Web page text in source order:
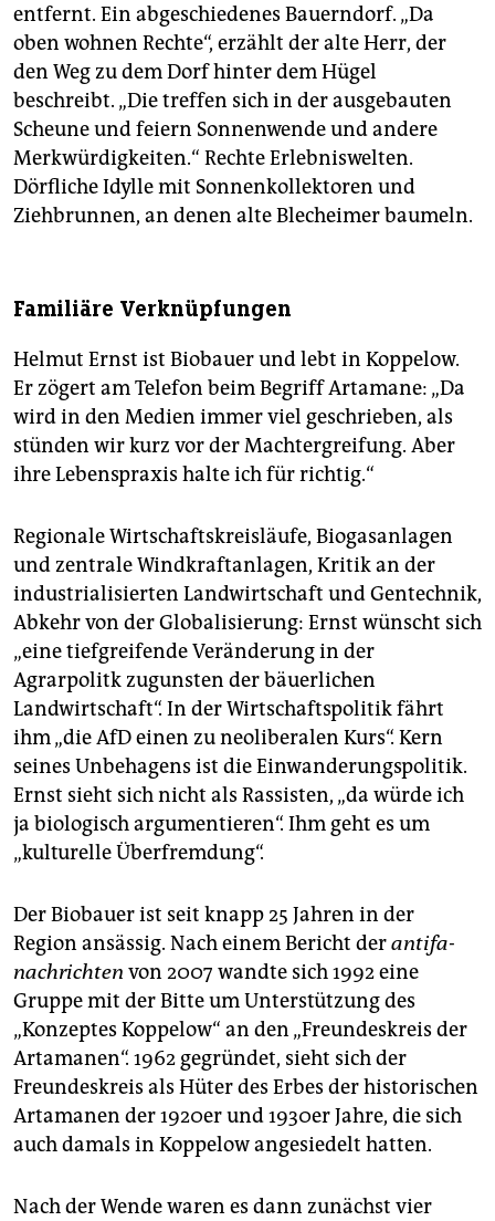
entfernt. Ein abgeschiedenes Bauerndorf. „Da
oben wohnen Rechte“, erzählt der alte Herr, der
den Weg zu dem Dorf hinter dem Hügel
beschreibt. „Die treffen sich in der ausgebauten
Scheune und feiern Sonnenwende und andere
Merkwürdigkeiten.“ Rechte Erlebniswelten.
Dörfliche Idylle mit Sonnenkollektoren und
Ziehbrunnen, an denen alte Blecheimer baumeln.
Familiäre Verknüpfungen
Helmut Ernst ist Biobauer und lebt in Koppelow.
Er zögert am Telefon beim Begriff Artamane: „Da
wird in den Medien immer viel geschrieben, als
stünden wir kurz vor der Machtergreifung. Aber
ihre Lebenspraxis halte ich für richtig.“
Regionale Wirtschaftskreisläufe, Biogasanlagen
und zentrale Windkraftanlagen, Kritik an der
industrialisierten Landwirtschaft und Gentechnik,
Abkehr von der Globalisierung: Ernst wünscht sich
„eine tiefgreifende Veränderung in der
Agrarpolitk zugunsten der bäuerlichen
Landwirtschaft“. In der Wirtschaftspolitik fährt
ihm „die AfD einen zu neoliberalen Kurs“. Kern
seines Unbehagens ist die Einwanderungspolitik.
Ernst sieht sich nicht als Rassisten, „da würde ich
ja biologisch argumentieren“. Ihm geht es um
„kulturelle Überfremdung“.
Der Biobauer ist seit knapp 25 Jahren in der
Region ansässig. Nach einem Bericht derantifa-
nachrichten von 2007 wandte sich 1992 eine
Gruppe mit der Bitte um Unterstützung des
„Konzeptes Koppelow“ an den „Freundeskreis der
Artamanen“. 1962 gegründet, sieht sich der
Freundeskreis als Hüter des Erbes der historischen
Artamanen der 1920er und 1930er Jahre, die sich
auch damals in Koppelow angesiedelt hatten.
Nach der Wende waren es dann zunächst vier